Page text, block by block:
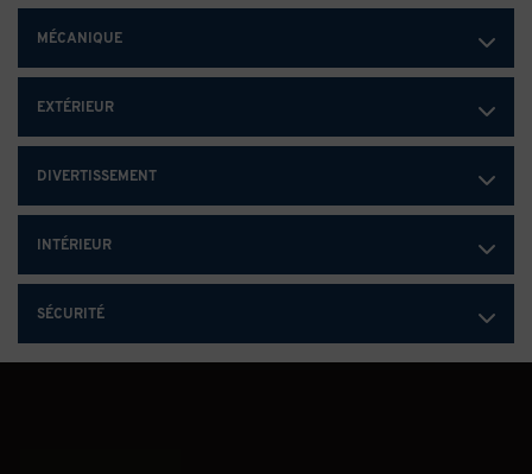
connecteur à 7 voies (Comprend contrôleur de freins de
remorque (JL1). Inclus avec système de remorquage ProGrade
(ZL6).)
MÉCANIQUE
EXTÉRIEUR
DIVERTISSEMENT
INTÉRIEUR
SÉCURITÉ